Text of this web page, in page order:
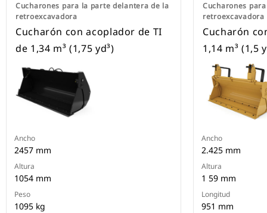
Cucharones para la parte delantera de la
retroexcavadora
Cucharón con acoplador de TI
de 1,34 m³ (1,75 yd³)
Ancho
2457 mm
Altura
1054 mm
Peso
1095 kg
Cucharones
retroexcavadora
Cucharón
1,14 m³ (1,5
Ancho
2.425 mm
Altura
1 59 mm
Longitud
951 mm